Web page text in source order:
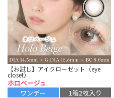
【お試し】アイクローゼット（eye
closet）
ホロベージュ
ワンデー
1箱2枚入り